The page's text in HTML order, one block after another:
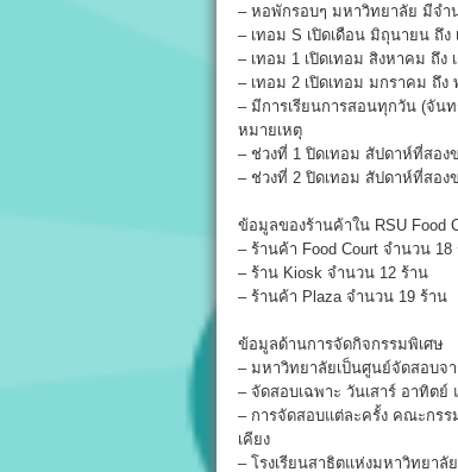
– หอพักรอบๆ มหาวิทยาลัย มีจำ
– เทอม S เปิดเดือน มิถุนายน ถึง
– เทอม 1 เปิดเทอม สิงหาคม ถึง
– เทอม 2 เปิดเทอม มกราคม ถึ
– มีการเรียนการสอนทุกวัน (จัน
หมายเหตุ
– ช่วงที่ 1 ปิดเทอม สัปดาห์ที่สอ
– ช่วงที่ 2 ปิดเทอม สัปดาห์ที่สอ
ข้อมูลของร้านค้าใน RSU Food
– ร้านค้า Food Court จำนวน 18
– ร้าน Kiosk จำนวน 12 ร้าน
– ร้านค้า Plaza จำนวน 19 ร้าน
ข้อมูลด้านการจัดกิจกรรมพิเศษ
– มหาวิทยาลัยเป็นศูนย์จัดสอบจ
– จัดสอบเฉพาะ วันเสาร์ อาทิต
– การจัดสอบแต่ละครั้ง คณะกรร
เคียง
– โรงเรียนสาธิตแห่งมหาวิทยาลั